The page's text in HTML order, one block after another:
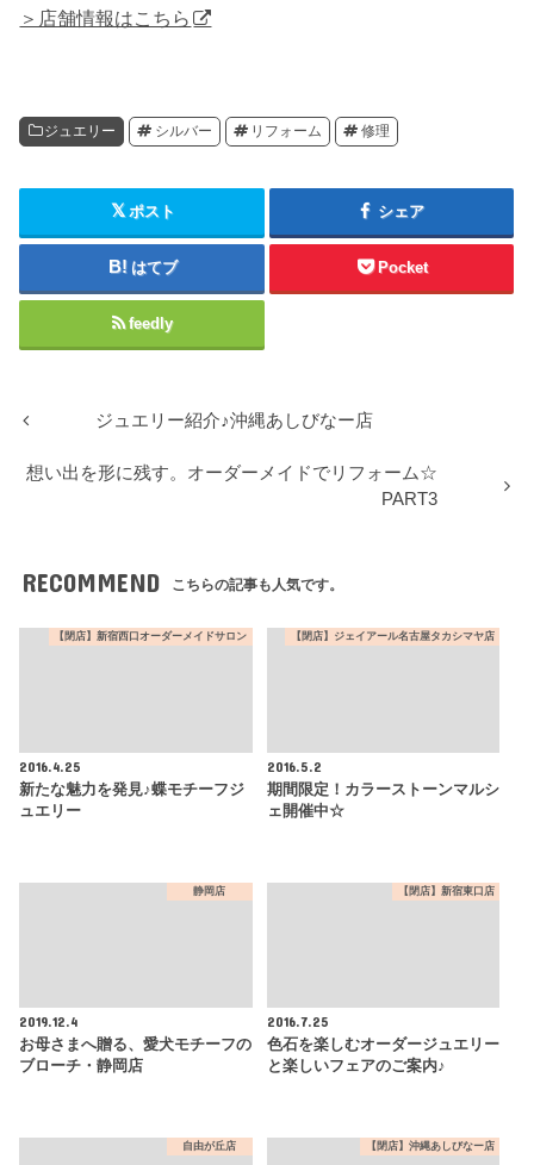
＞店舗情報はこちら
ジュエリー シルバー リフォーム 修理
ポスト シェア
はてブ Pocket
feedly
ジュエリー紹介♪沖縄あしびなー店
想い出を形に残す。オーダーメイドでリフォーム☆
PART3
RECOMMEND こちらの記事も人気です。
【閉店】新宿西口オーダーメイドサロン
2016.4.25
新たな魅力を発見♪蝶モチーフジ
ュエリー
【閉店】ジェイアール名古屋タカシマヤ店
2016.5.2
期間限定！カラーストーンマルシ
ェ開催中☆
静岡店
2019.12.4
お母さまへ贈る、愛犬モチーフの
ブローチ・静岡店
【閉店】新宿東口店
2016.7.25
色石を楽しむオーダージュエリー
と楽しいフェアのご案内♪
自由が丘店 【閉店】沖縄あしびなー店